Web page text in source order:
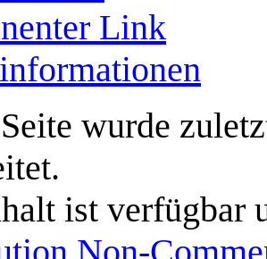
Link
wurde
ist verfügbar